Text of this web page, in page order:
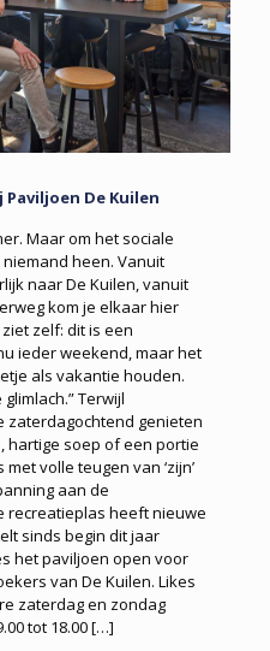
De Kuilen
Maar om het sociale
heen. Vanuit
naar De Kuilen, vanuit
kom je elkaar hier
zelf: dit is een
ieder weekend, maar het
als vakantie houden.
Terwijl
genieten
hartige soep of een portie
volle teugen van ‘zijn’
aan de
recreatieplas heeft nieuwe
sinds begin dit jaar
het paviljoen open voor
van De Kuilen. Likes
zaterdag en zondag
tot 18.00[…]